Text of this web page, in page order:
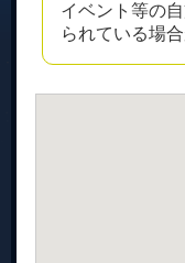
イベント等の
られている場